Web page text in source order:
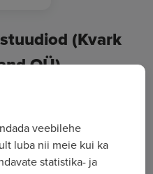
(Kvark
OÜ)
veebilehe
luba nii meie kui ka
statistika- ja